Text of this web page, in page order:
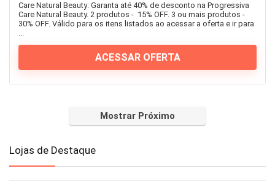
Care Natural Beauty: Garanta até 40% de desconto na Progressiva
Care Natural Beauty. 2 produtos - 15% OFF. 3 ou mais produtos -
30% OFF. Válido para os itens listados ao acessar a oferta e ir para
...
ACESSAR OFERTA
Mostrar Próximo
Lojas de Destaque